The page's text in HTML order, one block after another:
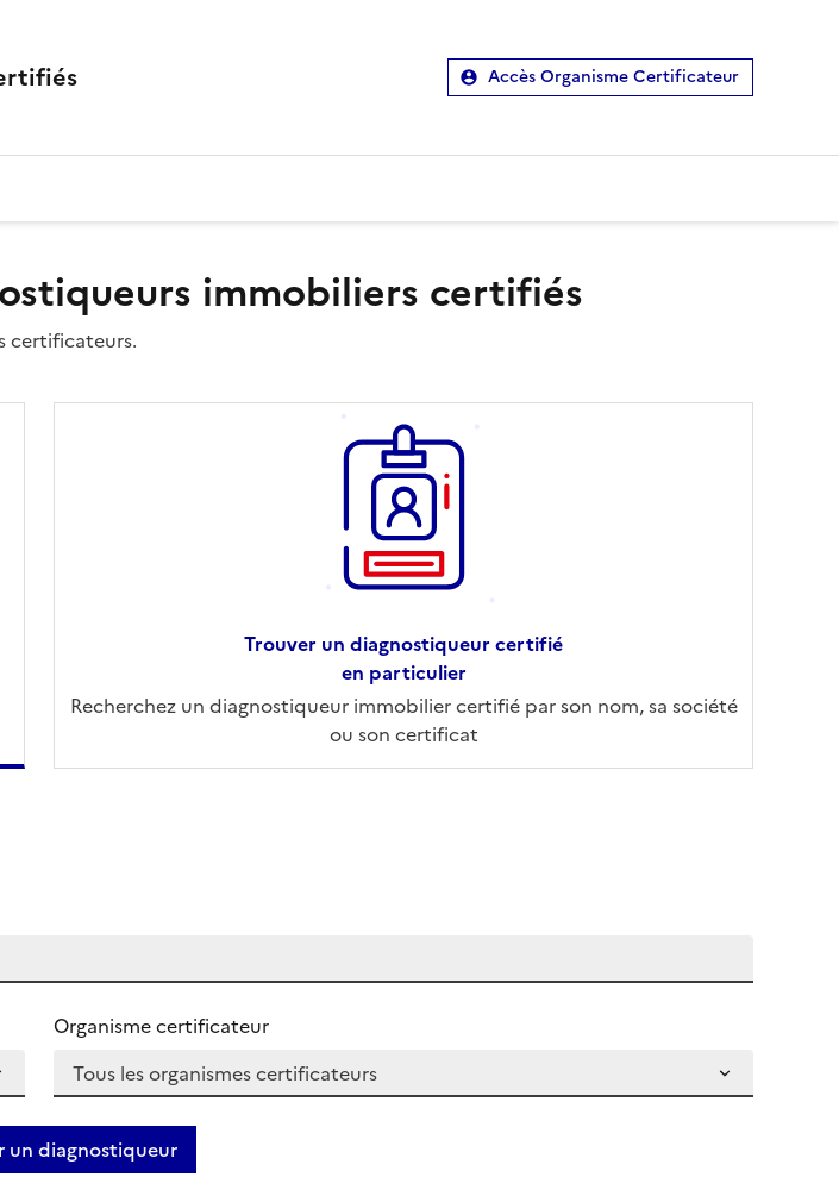
Accès Organisme Certificateur
immobiliers certifiés
certificateurs.
Trouver un diagnostiqueur certifié
en particulier
Recherchez un diagnostiqueur immobilier certifié par son nom, sa société
ou son certificat
Organisme certificateur
un diagnostiqueur